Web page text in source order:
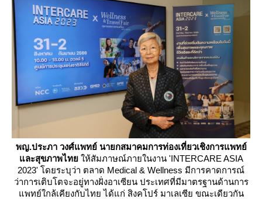
พญ.ประภา วงศ์แพทย์ นายกสมาคมการท่องเที่ยวเชิงการแพทย์
ละสุขภาพไทห้สัมภาษณ์ภายในงาน 'INTERCARE ASIA
2023' โดยระบุว่า ตลาด Medical & Wellness มีการคาดการณ์
ว่าการเติบโตจะอยู่ทางฝั่งอาเซียน ประเทศที่มีมาตรฐานด้านการ
พทย์ใกล้เคียงกับไทย ได้แก่ สิงคโปร์ มาเลเซีย ขณะเดียวกัน